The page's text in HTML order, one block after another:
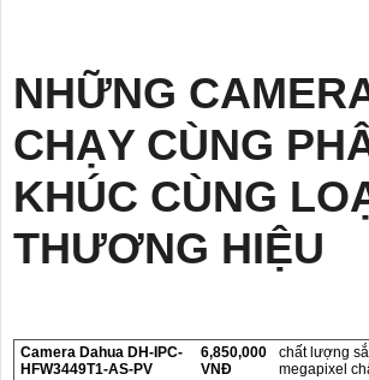
NHỮNG
CHẠY CÙNG
KHÚC CÙNG
THƯƠNG HIỆU
Camera Dahua DH-IPC-
HFW3449T1-AS-PV
6,850,000
VNĐ
chất lượng
megapixel